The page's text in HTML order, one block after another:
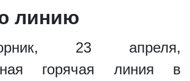
линию
23 апреля,
горячая линия в